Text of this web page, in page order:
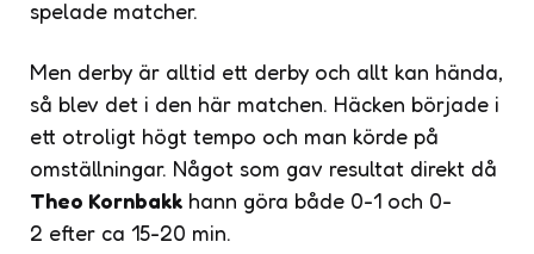
spelade matcher.
Men derby är alltid ett derby och allt kan hända,
så blev det i den här matchen. Häcken började i
ett otroligt högt tempo och man körde på
omställningar. Något som gav resultat direkt då
Theo Kornbakk hann göra både 0-1 och 0-
2 efter ca 15-20 min.